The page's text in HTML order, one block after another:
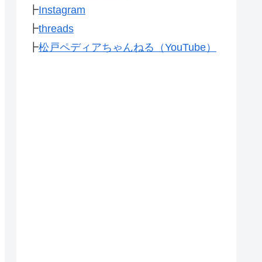
┣Instagram
┣threads
┣松戸ペディアちゃんねる（YouTube）